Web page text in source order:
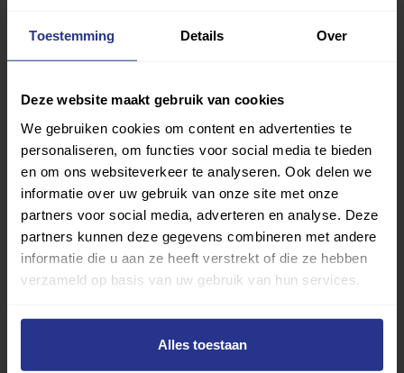
Toestemming Details Over
Deze website maakt gebruik van cookies
We gebruiken cookies om content en advertenties te
personaliseren, om functies voor social media te bieden
en om ons websiteverkeer te analyseren. Ook delen we
informatie over uw gebruik van onze site met onze
partners voor social media, adverteren en analyse. Deze
partners kunnen deze gegevens combineren met andere
informatie die u aan ze heeft verstrekt of die ze hebben
verzameld op basis van uw gebruik van hun services.
Alles toestaan
twee jaar heeft hij zijn witte band ingeruild voor een
gele. De bewegingsmogelijkheden in zijn arm gingen er
te kunnen leren, leerde hij toch. Dat gaf hem zoveel
zelfvertrouwen, dat maakte ook dat hij minder bang was
om zichzelf te laten zien. Hij wist dat hij voor zichzelf kon
opkomen, wat voor situatie er zich ook zou voordoen.
Als jij jezelf ook wilt leren verdedigen,meer
zelfvertrouwen op wilt doen en een sterker lichaam
krijgen, neem dan een proefles bij een vechtsportbij jou